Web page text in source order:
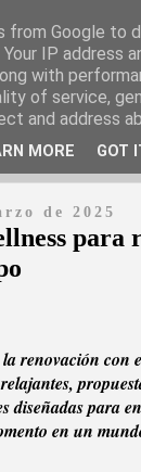
con información
de 2025
para
renovación con
diseñadas para
en un
from Google to
IP address
with
of service,
and address
MORE GOT